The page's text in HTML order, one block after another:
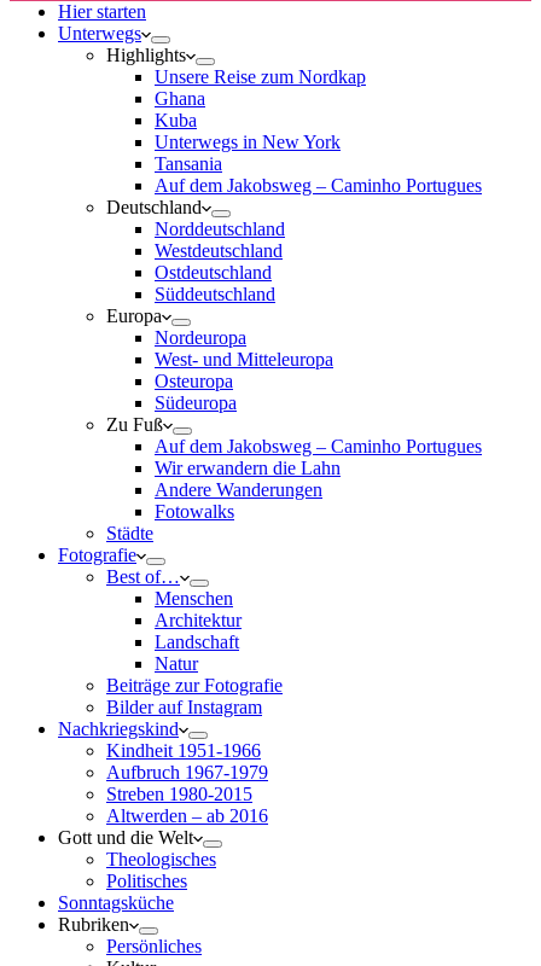
Hier starten
Unterwegs
Highlights
Unsere Reise zum Nordkap
Ghana
Kuba
Unterwegs in New York
Tansania
Auf dem Jakobsweg – Caminho Portugues
Deutschland
Norddeutschland
Westdeutschland
Ostdeutschland
Süddeutschland
Europa
Nordeuropa
West- und Mitteleuropa
Osteuropa
Südeuropa
Zu Fuß
Auf dem Jakobsweg – Caminho Portugues
Wir erwandern die Lahn
Andere Wanderungen
Fotowalks
Städte
Fotografie
Best of…
Menschen
Architektur
Landschaft
Natur
Beiträge zur Fotografie
Bilder auf Instagram
Nachkriegskind
Kindheit 1951-1966
Aufbruch 1967-1979
Streben 1980-2015
Altwerden – ab 2016
Gott und die Welt
Theologisches
Politisches
Sonntagsküche
Rubriken
Persönliches